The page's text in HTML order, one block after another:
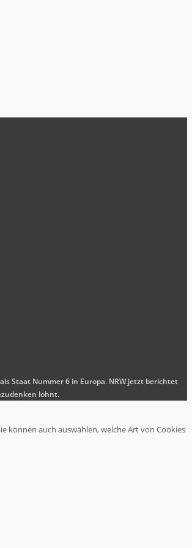
Staat Nummer 6 in Europa. NRW.jetzt berichtet
lohnt.
können auch auswählen, welche Art von Cookies